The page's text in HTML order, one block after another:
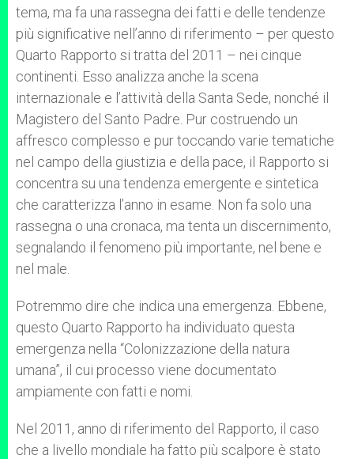
tema, ma fa una rassegna dei fatti e delle tendenze
più significative nell’anno di riferimento – per questo
Quarto Rapporto si tratta del 2011 – nei cinque
continenti. Esso analizza anche la scena
internazionale e l’attività della Santa Sede, nonché il
Magistero del Santo Padre. Pur costruendo un
affresco complesso e pur toccando varie tematiche
nel campo della giustizia e della pace, il Rapporto si
concentra su una tendenza emergente e sintetica
che caratterizza l’anno in esame. Non fa solo una
rassegna o una cronaca, ma tenta un discernimento,
segnalando il fenomeno più importante, nel bene e
nel male.
Potremmo dire che indica una emergenza. Ebbene,
questo Quarto Rapporto ha individuato questa
emergenza nella “Colonizzazione della natura
umana”, il cui processo viene documentato
ampiamente con fatti e nomi.
Nel 2011, anno di riferimento del Rapporto, il caso
che a livello mondiale ha fatto più scalpore è stato